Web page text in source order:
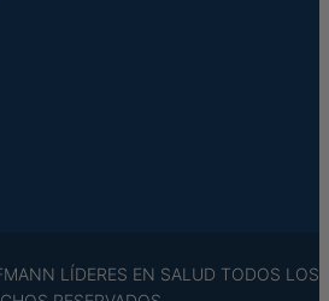
LÍDERES EN SALUD TODOS LOS